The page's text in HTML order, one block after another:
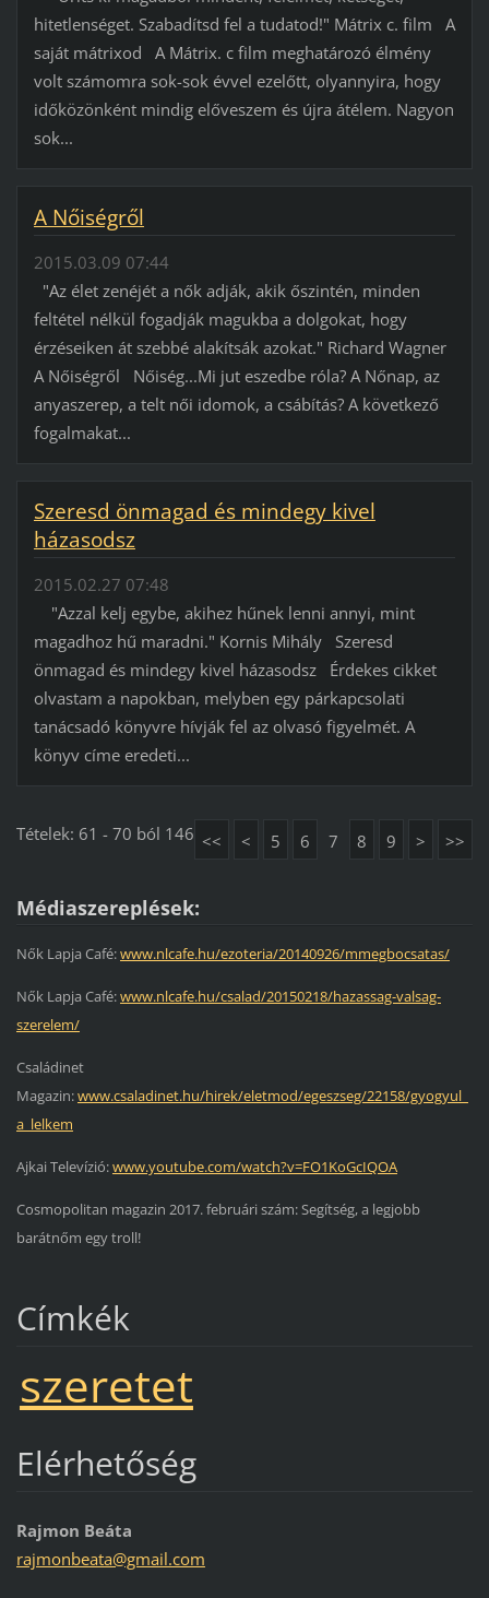
hitetlenséget. Szabadítsd fel a tudatod!" Mátrix c. film A
saját mátrixod A Mátrix. c film meghatározó élmény
volt számomra sok-sok évvel ezelőtt, olyannyira, hogy
időközönként mindig előveszem és újra átélem. Nagyon
sok...
A Nőiségről
2015.03.09 07:44
"Az élet zenéjét a nők adják, akik őszintén, minden
feltétel nélkül fogadják magukba a dolgokat, hogy
érzéseiken át szebbé alakítsák azokat." Richard Wagner
A Nőiségről Nőiség...Mi jut eszedbe róla? A Nőnap, az
anyaszerep, a telt női idomok, a csábítás? A következő
fogalmakat...
Szeresd önmagad és mindegy kivel
házasodsz
2015.02.27 07:48
"Azzal kelj egybe, akihez hűnek lenni annyi, mint
magadhoz hű maradni." Kornis Mihály Szeresd
önmagad és mindegy kivel házasodsz Érdekes cikket
olvastam a napokban, melyben egy párkapcsolati
tanácsadó könyvre hívják fel az olvasó figyelmét. A
könyv címe eredeti...
Tételek: 61 - 70 ból 146 << < 5 6 7 8 9 > >>
Médiaszereplések:
Nők Lapja Café:www.nlcafe.hu/ezoteria/20140926/mmegbocsatas/
Nők Lapja Café:www.nlcafe.hu/csalad/20150218/hazassag-valsag-
szerelem/
Családinet
Magazin:www.csaladinet.hu/hirek/eletmod/egeszseg/22158/gyogyul_
a_lelkem
Ajkai Televízió:www.youtube.com/watch?v=FO1KoGcIQOA
Cosmopolitan magazin 2017. februári szám: Segítség, a legjobb
barátnőm egy troll!
Címkék
szeretet
Elérhetőség
Rajmon Beáta
rajmonbeata@gmail.com